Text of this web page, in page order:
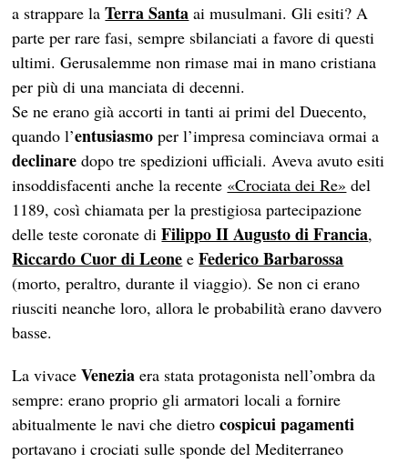
a strappare laTerra Santa ai musulmani. Gli esiti? A
parte per rare fasi, sempre sbilanciati a favore di questi
ultimi. Gerusalemme non rimase mai in mano cristiana
per più di una manciata di decenni.
Se ne erano già accorti in tanti ai primi del Duecento,
quando l’entusiasmo per l’impresa cominciava ormai a
declinare dopo tre spedizioni ufficiali. Aveva avuto esiti
insoddisfacenti anche la recente «Crociata dei Re» del
1189, così chiamata per la prestigiosa partecipazione
delle teste coronate diFilippo II Augusto di Francia,
Riccardo Cuor di Leone eFederico Barbarossa
(morto, peraltro, durante il viaggio). Se non ci erano
riusciti neanche loro, allora le probabilità erano davvero
basse.
La vivaceVenezia era stata protagonista nell’ombra da
sempre: erano proprio gli armatori locali a fornire
abitualmente le navi che dietrocospicui pagamenti
portavano i crociati sulle sponde del Mediterraneo